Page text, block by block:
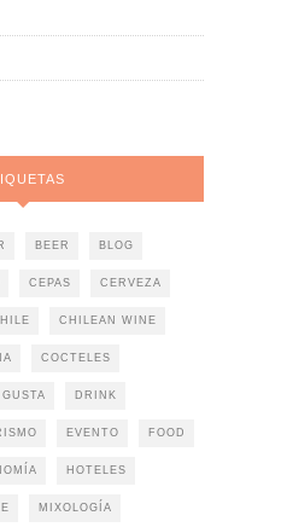
BEER BLOG
CEPAS CERVEZA
CHILEAN WINE
COCTELES
DRINK
EVENTO FOOD
HOTELES
MIXOLOGÍA